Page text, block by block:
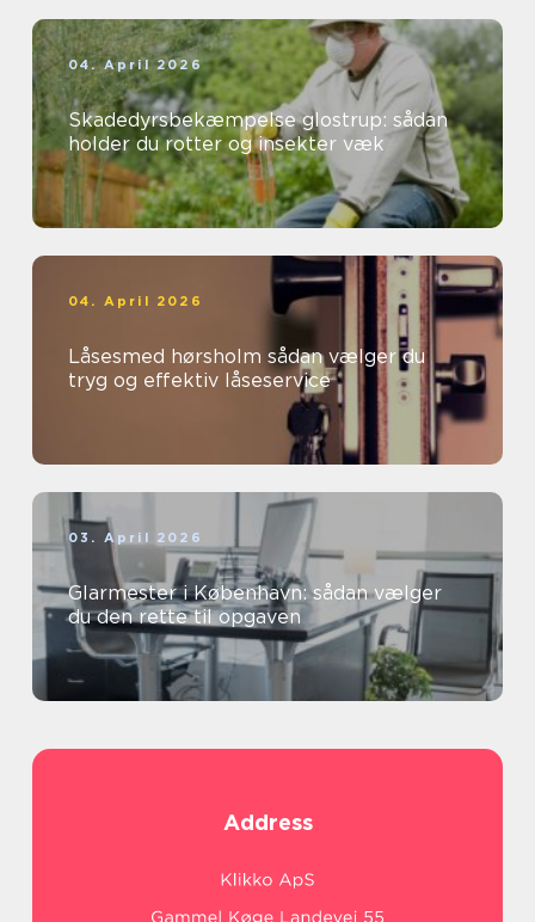
04. April 2026
Skadedyrsbekæmpelse glostrup: sådan
holder du rotter og insekter væk
04. April 2026
Låsesmed hørsholm sådan vælger du
tryg og effektiv låseservice
03. April 2026
Glarmester i København: sådan vælger
du den rette til opgaven
Address